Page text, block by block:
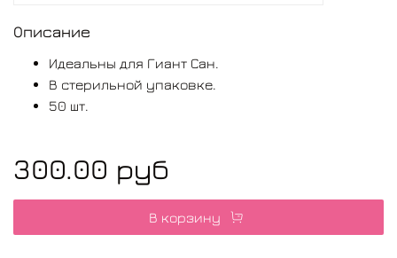
Описание
Идеальны для Гиант Сан.
В стерильной упаковке.
50 шт.
300.00 руб
В корзину